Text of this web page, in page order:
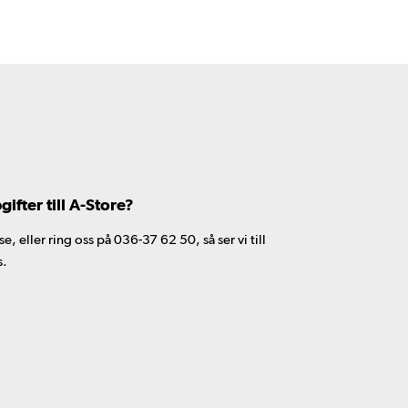
till A-Store?
eller ring oss på 036-37 62 50, så ser vi till